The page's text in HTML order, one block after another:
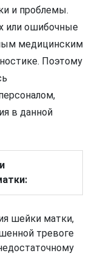
и проблемы.
или ошибочные
медицинским
Поэтому
в данной
шейки матки,
тревоге